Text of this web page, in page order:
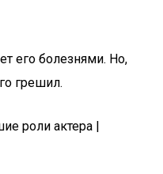
его болезнями. Но,
грешил.
роли актера |